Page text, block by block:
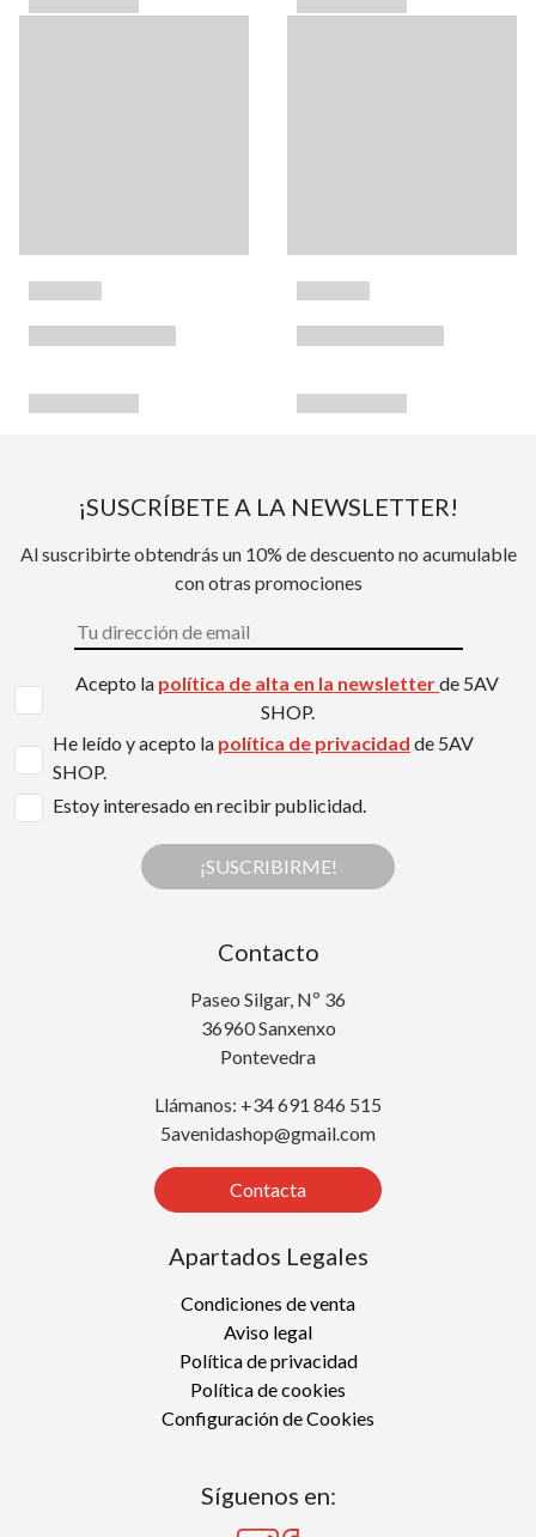
¡SUSCRÍBETE A LA NEWSLETTER!
Al suscribirte obtendrás un 10% de descuento no acumulable
con otras promociones
Acepto la política de alta en la newsletterde 5AV
SHOP.
He leído y acepto la política de privacidad de 5AV
SHOP.
Estoy interesado en recibir publicidad.
¡SUSCRIBIRME!
Contacto
Paseo Silgar, Nº 36
36960 Sanxenxo
Pontevedra
Llámanos: +34 691 846 515
5avenidashop@gmail.com
Contacta
Apartados Legales
Condiciones de venta
Aviso legal
Política de privacidad
Política de cookies
Configuración de Cookies
Síguenos en: